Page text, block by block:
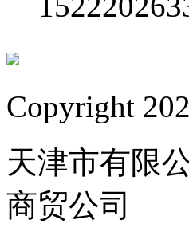
Copyright
天津市有限
商贸公司